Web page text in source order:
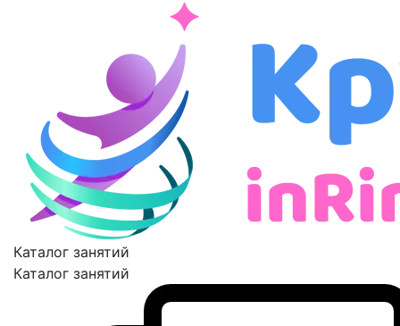
Каталог занятий
Каталог занятий